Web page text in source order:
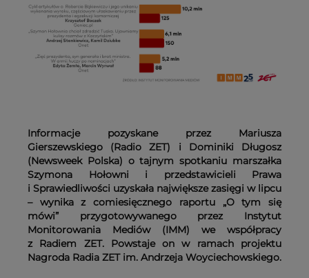
Informacje pozyskane przez Mariusza
Gierszewskiego (Radio ZET) i Dominiki Długosz
(Newsweek Polska) o tajnym spotkaniu marszałka
Szymona Hołowni i przedstawicieli Prawa
i Sprawiedliwości uzyskała największe zasięgi w lipcu
– wynika z comiesięcznego raportu „O tym się
mówi” przygotowywanego przez Instytut
Monitorowania Mediów (IMM) we współpracy
z Radiem ZET. Powstaje on w ramach projektu
Nagroda Radia ZET im. Andrzeja Woyciechowskiego.